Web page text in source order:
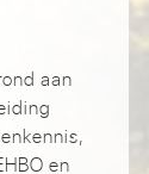
aan
en